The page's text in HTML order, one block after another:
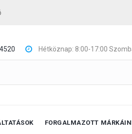
Hétköznap: 8:00-17:00
FORGALMAZOTT